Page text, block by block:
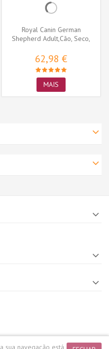
Royal Canin German
Shepherd Adult,Cão, Seco,
62,98 €
MAIS
sua navegação está